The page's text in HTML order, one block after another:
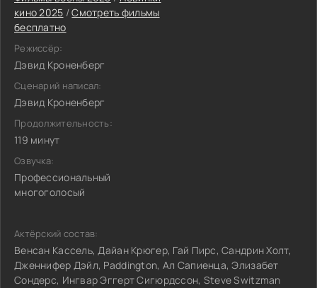
кино 2025 /Смотреть фильмы
бесплатно
Режиссёр:
Дэвид Кроненберг
Сценарий написал:
Дэвид Кроненберг
Продолжительность:
119 минут
Озвучка:
Профессиональный
многоголосый
Актёрский состав:
Венсан Кассель, Дайан Крюгер, Гай Пирс, Сандрин Холт,
Дженнифер Дэйл, Paddington, Ал Сапиенца, Элизабет
Сондерс, Ингвар Эггерт Сигюрдссон, Steve Switzman